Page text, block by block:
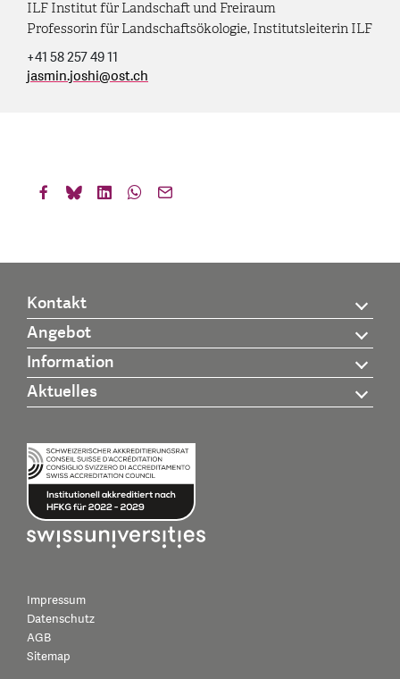
ILF Institut für Landschaft und Freiraum
Professorin für Landschaftsökologie, Institutsleiterin ILF
+41 58 257 49 11
jasmin.joshi@ost.ch
Kontakt
Angebot
Information
Aktuelles
Impressum
Datenschutz
AGB
Sitemap